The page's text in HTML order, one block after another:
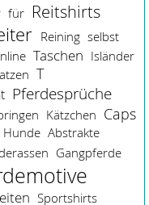
für Reitshirts
Reining selbst
Taschen Isländer
T
Pferdesprüche
Kätzchen Caps
Hunde Abstrakte
Gangpferde
Sportshirts